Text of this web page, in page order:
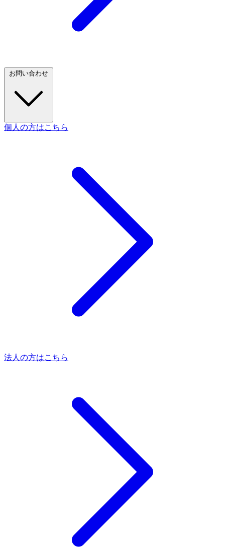
お問い合わせ
個人の方はこちら
法人の方はこちら